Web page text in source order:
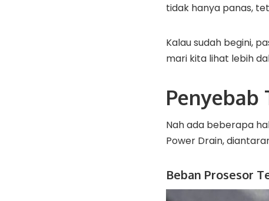
tidak hanya panas,
Kalau sudah begini,
mari kita lihat lebih
Nah ada beberapa
Power Drain,
Beban Prosesor